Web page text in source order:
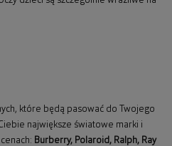
które będą pasować do Twojego
największe światowe marki i
Burberry, Polaroid , Ralph, Ray